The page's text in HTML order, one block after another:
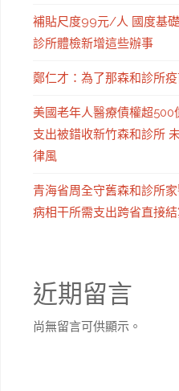
補貼尺度99元/人 國度基
診所體檢新增這些辦事
鄭仁才：為了那森和診所
美國老年人醫療債權超500
支出被錯收新竹森和診所
律風
青海省周全守舊森和診所
病相干所需支出跨省直接
近期留言
尚無留言可供顯示。